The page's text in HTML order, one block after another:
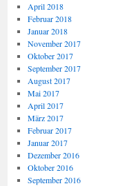
April 2018
Februar 2018
Januar 2018
November 2017
Oktober 2017
September 2017
August 2017
Mai 2017
April 2017
März 2017
Februar 2017
Januar 2017
Dezember 2016
Oktober 2016
September 2016